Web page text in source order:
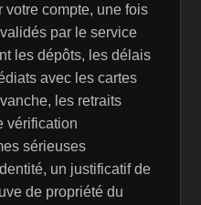
votre compte, une fois
par le service
les dépôts, les délais
avec les cartes
les retraits
vérification
sérieuses
un justificatif de
de propriété du